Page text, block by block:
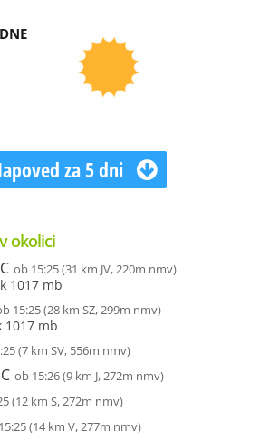
za 5 dni
okolici
ob 15:25 (31 km JV, 220m nmv)
1017 mb
15:25 (28 km SZ, 299m nmv)
1017 mb
(7 km SV, 556m nmv)
ob 15:26 (9 km J, 272m nmv)
(12 km S, 272m nmv)
(14 km V, 277m nmv)